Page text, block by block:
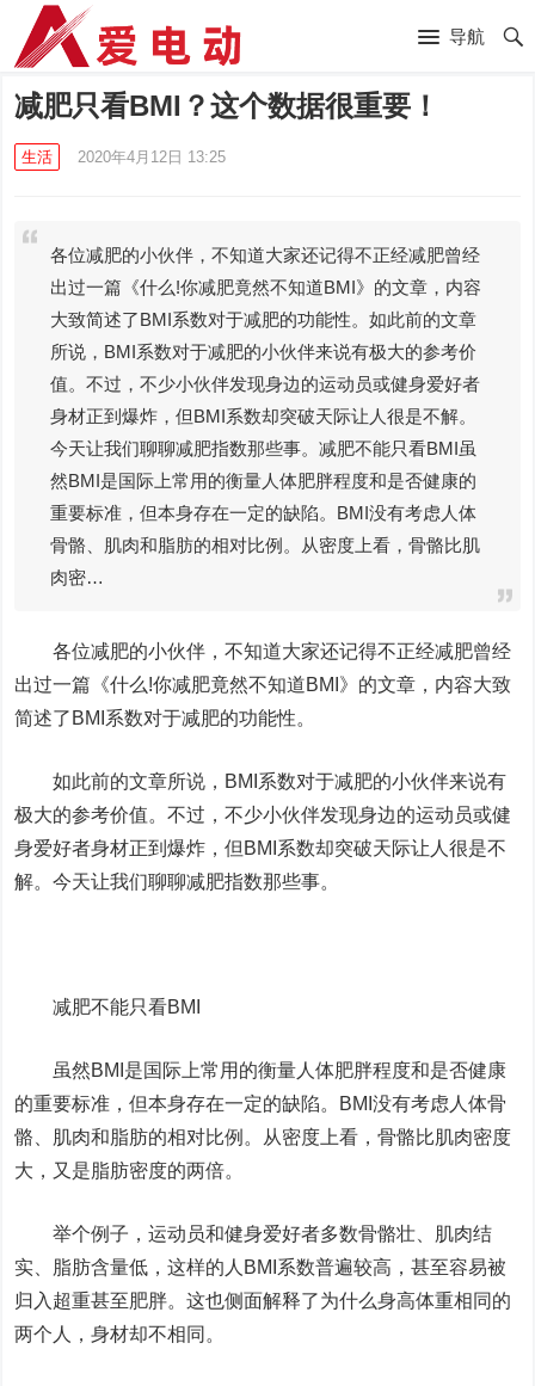
导航
减肥只看BMI？这个数据很重要！
生活 2020年4月12日 13:25
各位减肥的小伙伴，不知道大家还记得不正经减肥曾经
出过一篇《什么!你减肥竟然不知道BMI》的文章，内容
大致简述了BMI系数对于减肥的功能性。如此前的文章
所说，BMI系数对于减肥的小伙伴来说有极大的参考价
值。不过，不少小伙伴发现身边的运动员或健身爱好者
身材正到爆炸，但BMI系数却突破天际让人很是不解。
今天让我们聊聊减肥指数那些事。减肥不能只看BMI虽
然BMI是国际上常用的衡量人体肥胖程度和是否健康的
重要标准，但本身存在一定的缺陷。BMI没有考虑人体
骨骼、肌肉和脂肪的相对比例。从密度上看，骨骼比肌
肉密…
各位减肥的小伙伴，不知道大家还记得不正经减肥曾经
出过一篇《什么!你减肥竟然不知道BMI》的文章，内容大致
简述了BMI系数对于减肥的功能性。
如此前的文章所说，BMI系数对于减肥的小伙伴来说有
极大的参考价值。不过，不少小伙伴发现身边的运动员或健
身爱好者身材正到爆炸，但BMI系数却突破天际让人很是不
解。今天让我们聊聊减肥指数那些事。
减肥不能只看BMI
虽然BMI是国际上常用的衡量人体肥胖程度和是否健康
的重要标准，但本身存在一定的缺陷。BMI没有考虑人体骨
骼、肌肉和脂肪的相对比例。从密度上看，骨骼比肌肉密度
大，又是脂肪密度的两倍。
举个例子，运动员和健身爱好者多数骨骼壮、肌肉结
实、脂肪含量低，这样的人BMI系数普遍较高，甚至容易被
归入超重甚至肥胖。这也侧面解释了为什么身高体重相同的
两个人，身材却不相同。